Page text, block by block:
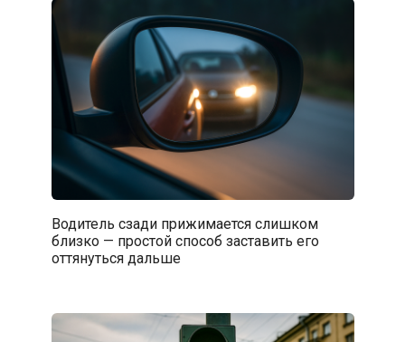
Водитель сзади прижимается слишком
близко — простой способ заставить его
оттянуться дальше